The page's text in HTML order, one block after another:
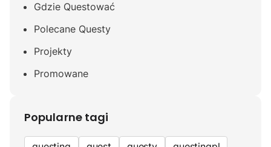
Gdzie Questować
Polecane Questy
Projekty
Promowane
Popularne tagi